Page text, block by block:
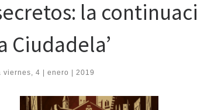
la
Ciudadela’
viernes, 4 | enero | 2019